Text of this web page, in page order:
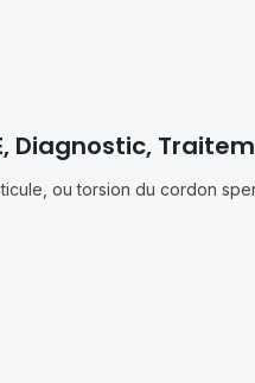
Diagnostic,
ou torsion du cordon